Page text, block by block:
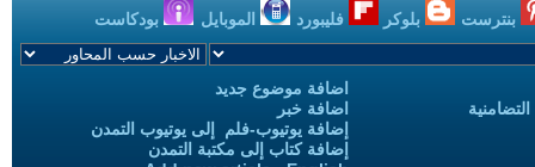
بنترست بلوكر فليبورد الموبايل بودكاست
اضافة موضوع جديد
اضافة خبر
إضافة يوتيوب-فلم إلى يوتيوب التمدن
إضافة كتاب إلى مكتبة التمدن